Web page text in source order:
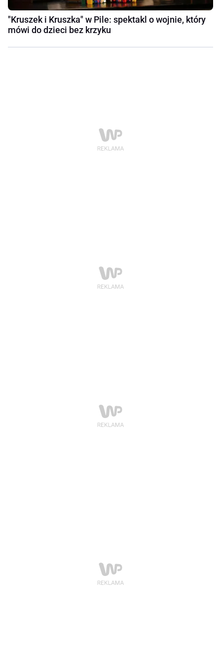
"Kruszek i Kruszka" w Pile: spektakl o wojnie, który
mówi do dzieci bez krzyku